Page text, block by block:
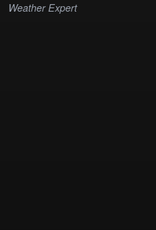
Weather Expert